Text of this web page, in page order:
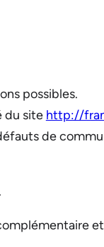
possibles.
du site http://
de